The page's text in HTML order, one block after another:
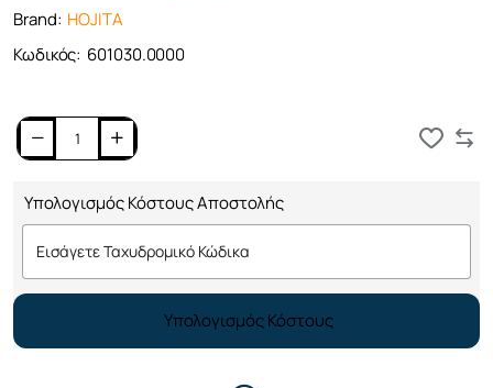
Brand: HOJITA
Κωδικός: 601030.0000
Υπολογισμός Κόστους Αποστολής
Υπολογισμός Κόστους